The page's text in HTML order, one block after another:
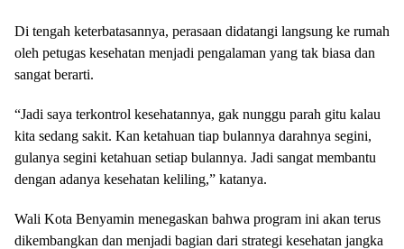
Di tengah keterbatasannya, perasaan didatangi langsung ke rumah
oleh petugas kesehatan menjadi pengalaman yang tak biasa dan
sangat berarti.
“Jadi saya terkontrol kesehatannya, gak nunggu parah gitu kalau
kita sedang sakit. Kan ketahuan tiap bulannya darahnya segini,
gulanya segini ketahuan setiap bulannya. Jadi sangat membantu
dengan adanya kesehatan keliling,” katanya.
Wali Kota Benyamin menegaskan bahwa program ini akan terus
dikembangkan dan menjadi bagian dari strategi kesehatan jangka